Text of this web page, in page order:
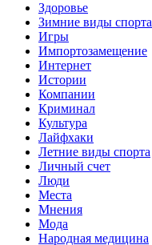
Здоровье
Зимние виды спорта
Игры
Импортозамещение
Интернет
Истории
Компании
Криминал
Культура
Лайфхаки
Летние виды спорта
Личный счет
Люди
Места
Мнения
Мода
Народная медицина